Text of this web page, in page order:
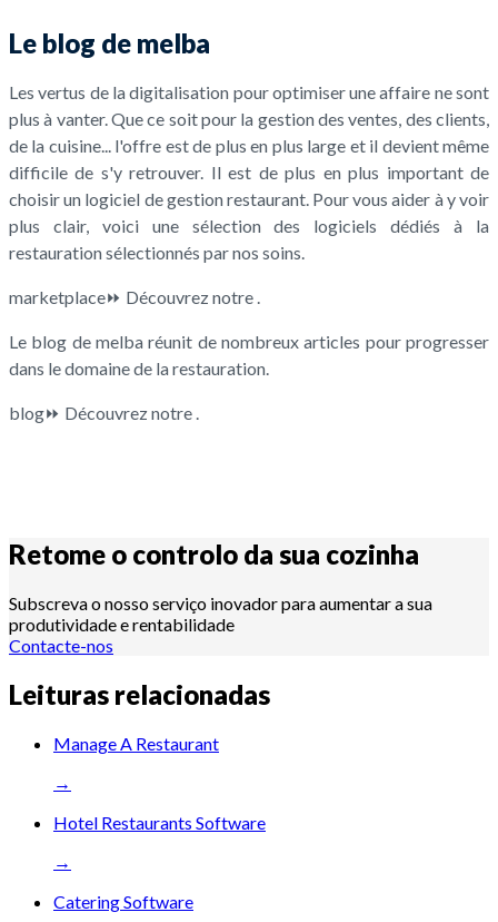
Le blog de melba
Les vertus de la digitalisation pour optimiser une affaire ne sont
plus à vanter. Que ce soit pour la gestion des ventes, des clients,
de la cuisine... l'offre est de plus en plus large et il devient même
difficile de s'y retrouver. Il est de plus en plus important de
choisir un logiciel de gestion restaurant. Pour vous aider à y voir
plus clair, voici une sélection des logiciels dédiés à la
restauration sélectionnés par nos soins.
marketplace⏩ Découvrez notre .
Le blog de melba réunit de nombreux articles pour progresser
dans le domaine de la restauration.
blog⏩ Découvrez notre .
Retome o controlo da sua cozinha
Subscreva o nosso serviço inovador para aumentar a sua
produtividade e rentabilidade
Contacte-nos
Leituras relacionadas
Manage A Restaurant
→
Hotel Restaurants Software
→
Catering Software